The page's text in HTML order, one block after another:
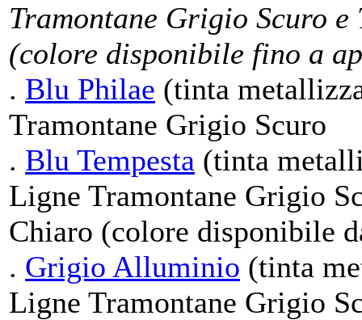
Tramontane Grigio Scuro
(colore disponibile fino a
. Blu Philae (tinta
Tramontane Grigio Scuro
. Blu Tempesta (tinta
Ligne Tramontane Grigio
Chiaro (colore disponibile
. Grigio Alluminio (tinta
Ligne Tramontane Grigio